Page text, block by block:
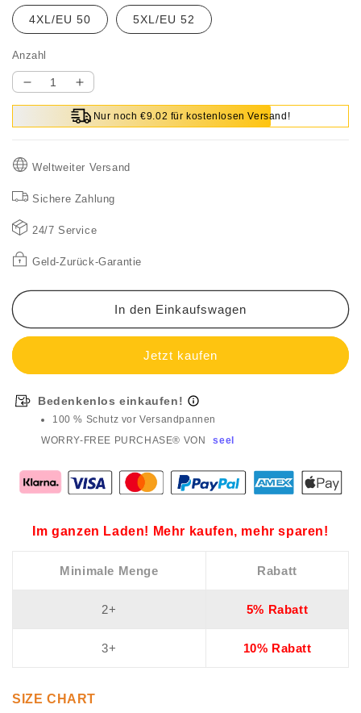
4XL/EU 50 5XL/EU 52
Anzahl
Verringere
die
Menge
🎊
2025
Neue
Produkte
👗
Damen
&amp;
Hose
Casual-
Set
🌟
Erhöhe
die
Menge
2025
Neue
Produkte
👗
Damen
&amp;
Jogger-
Hose
Casual-
Set
Nur noch €9.02 für kostenlosen Versand!
Weltweiter Versand
Sichere Zahlung
24/7 Service
Geld-Zurück-Garantie
In den Einkaufswagen
Bedenkenlos einkaufen!
100 % Schutz vor Versandpannen
WORRY-FREE PURCHASE® VON
seel
Im ganzen Laden! Mehr kaufen, mehr sparen!
Minimale Menge Rabatt
2+ 5% Rabatt
3+ 10% Rabatt
SIZE CHART